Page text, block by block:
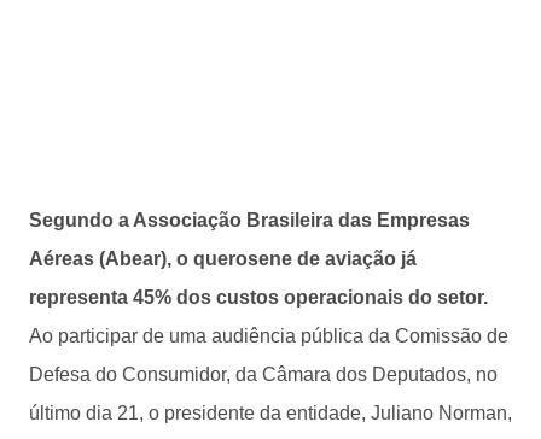
Segundo a Associação Brasileira das Empresas
Aéreas (Abear), o querosene de aviação já
representa 45% dos custos operacionais do setor.
Ao participar de uma audiência pública da Comissão de
Defesa do Consumidor, da Câmara dos Deputados, no
último dia 21, o presidente da entidade, Juliano Norman,